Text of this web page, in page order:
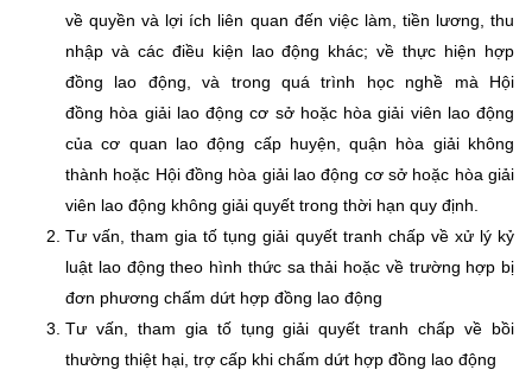
về quyền và lợi ích liên quan đến việc làm, tiền lương, thu
nhập và các điều kiện lao động khác; về thực hiện hợp
đồng lao động, và trong quá trình học nghề mà Hội
đồng hòa giải lao động cơ sở hoặc hòa giải viên lao động
của cơ quan lao động cấp huyện, quận hòa giải không
thành hoặc Hội đồng hòa giải lao động cơ sở hoặc hòa giải
viên lao động không giải quyết trong thời hạn quy định.
Tư vấn, tham gia tố tụng giải quyết tranh chấp về xử lý kỷ
luật lao động theo hình thức sa thải hoặc về trường hợp bị
đơn phương chấm dứt hợp đồng lao động
Tư vấn, tham gia tố tụng giải quyết tranh chấp về bồi
thường thiệt hại, trợ cấp khi chấm dứt hợp đồng lao động